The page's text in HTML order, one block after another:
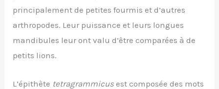
principalement de petites fourmis et d’autres
arthropodes. Leur puissance et leurs longues
mandibules leur ont valu d’être comparées à de
petits lions.
L’épithète tetragrammicus est composée des mots